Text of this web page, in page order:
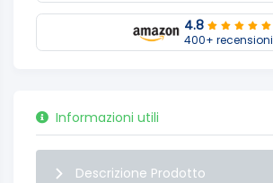
4.8
400+ recensioni
Informazioni utili
Descrizione Prodotto